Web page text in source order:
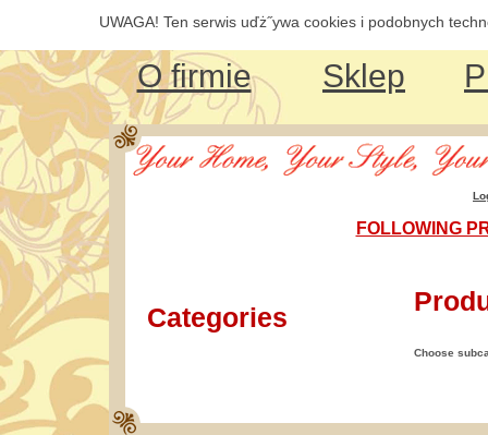
UWAGA! Ten serwis uďż˝ywa cookies i podobnych
O firmie Sklep
FOLLOWING
Categories
Choose